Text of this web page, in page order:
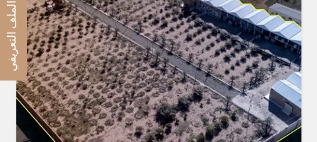
الملف التعريفي